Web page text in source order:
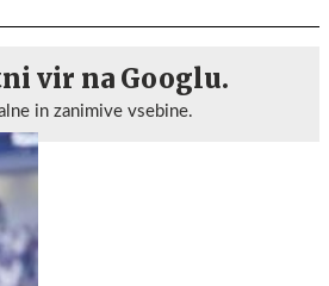
vir na Googlu.
in zanimive vsebine.